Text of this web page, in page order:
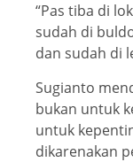
“Pas tiba di
sudah di
dan sudah di
Sugianto
bukan untuk
untuk
dikarenakan